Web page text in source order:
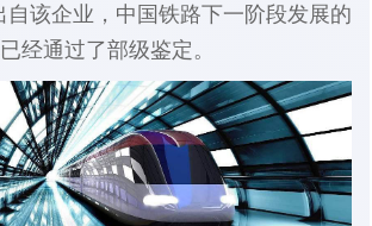
自该企业，中国铁路下一阶段发展的
经通过了部级鉴定。